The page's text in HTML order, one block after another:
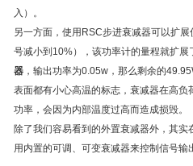
入）。
另一方面，使用RSC步进衰减器可以扩
号减小到10%），该功率计的量程就扩
器 ，输出功率为0.05w，那么剩余的
表面都有小心高温的标志，衰减器在高
功率，会因为内部温度过高而造成损毁。
除了我们容易看到的外置衰减器外，其
用内置的可调、可变衰减器来控制信号